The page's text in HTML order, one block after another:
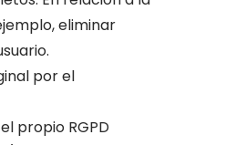
eliminar
por el
propio RGPD